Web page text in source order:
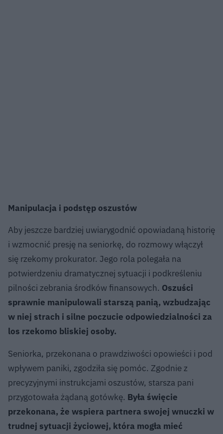
Manipulacja i podstęp oszustów
Aby jeszcze bardziej uwiarygodnić opowiadaną historię
i wzmocnić presję na seniorkę, do rozmowy włączył
się rzekomy prokurator. Jego rola polegała na
potwierdzeniu dramatycznej sytuacji i podkreśleniu
pilności zebrania środków finansowych. Oszuści
sprawnie manipulowali starszą panią, wzbudzając
w niej strach i silne poczucie odpowiedzialności za
los rzekomo bliskiej osoby.
Seniorka, przekonana o prawdziwości opowieści i pod
wpływem paniki, zgodziła się pomóc. Zgodnie z
precyzyjnymi instrukcjami oszustów, starsza pani
przygotowała żądaną gotówkę. Była święcie
przekonana, że wspiera partnera swojej wnuczki w
trudnej sytuacji życiowej, która mogła mieć